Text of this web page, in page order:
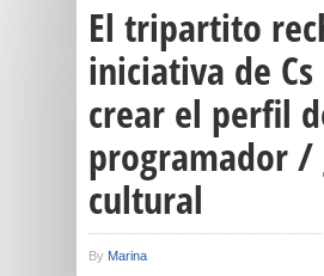
El tripartito
iniciativa de
crear el perfil
programador /
cultural
By Marina